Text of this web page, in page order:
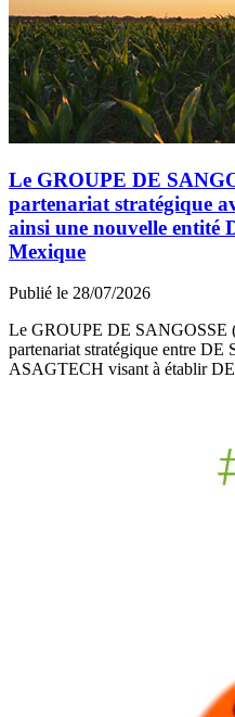
Le GROUPE DE
partenariat stratégique
ainsi une nouvelle entité
Mexique
Publié le 28/07/2026
Le GROUPE DE SANGOSSE
partenariat stratégique entre
ASAGTECH visant à établir